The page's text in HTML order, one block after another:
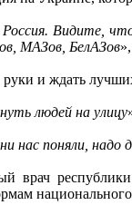
Видите,
МАЗов, БелАЗов
и ждать
людей на улицу
поняли, надо
национального